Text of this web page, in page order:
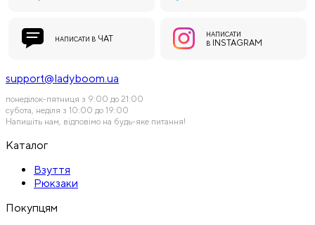
НАПИСАТИ В ЧАТ
НАПИСАТИ
В
INSTAGRAM
support@ladyboom.ua
понеділок-пятниця з 9:00 до 21:00
субота, неділя з 10:00 до 19:00
Напишіть нам, відповімо на будь-яке питання!
Каталог
Взуття
Рюкзаки
Покупцям